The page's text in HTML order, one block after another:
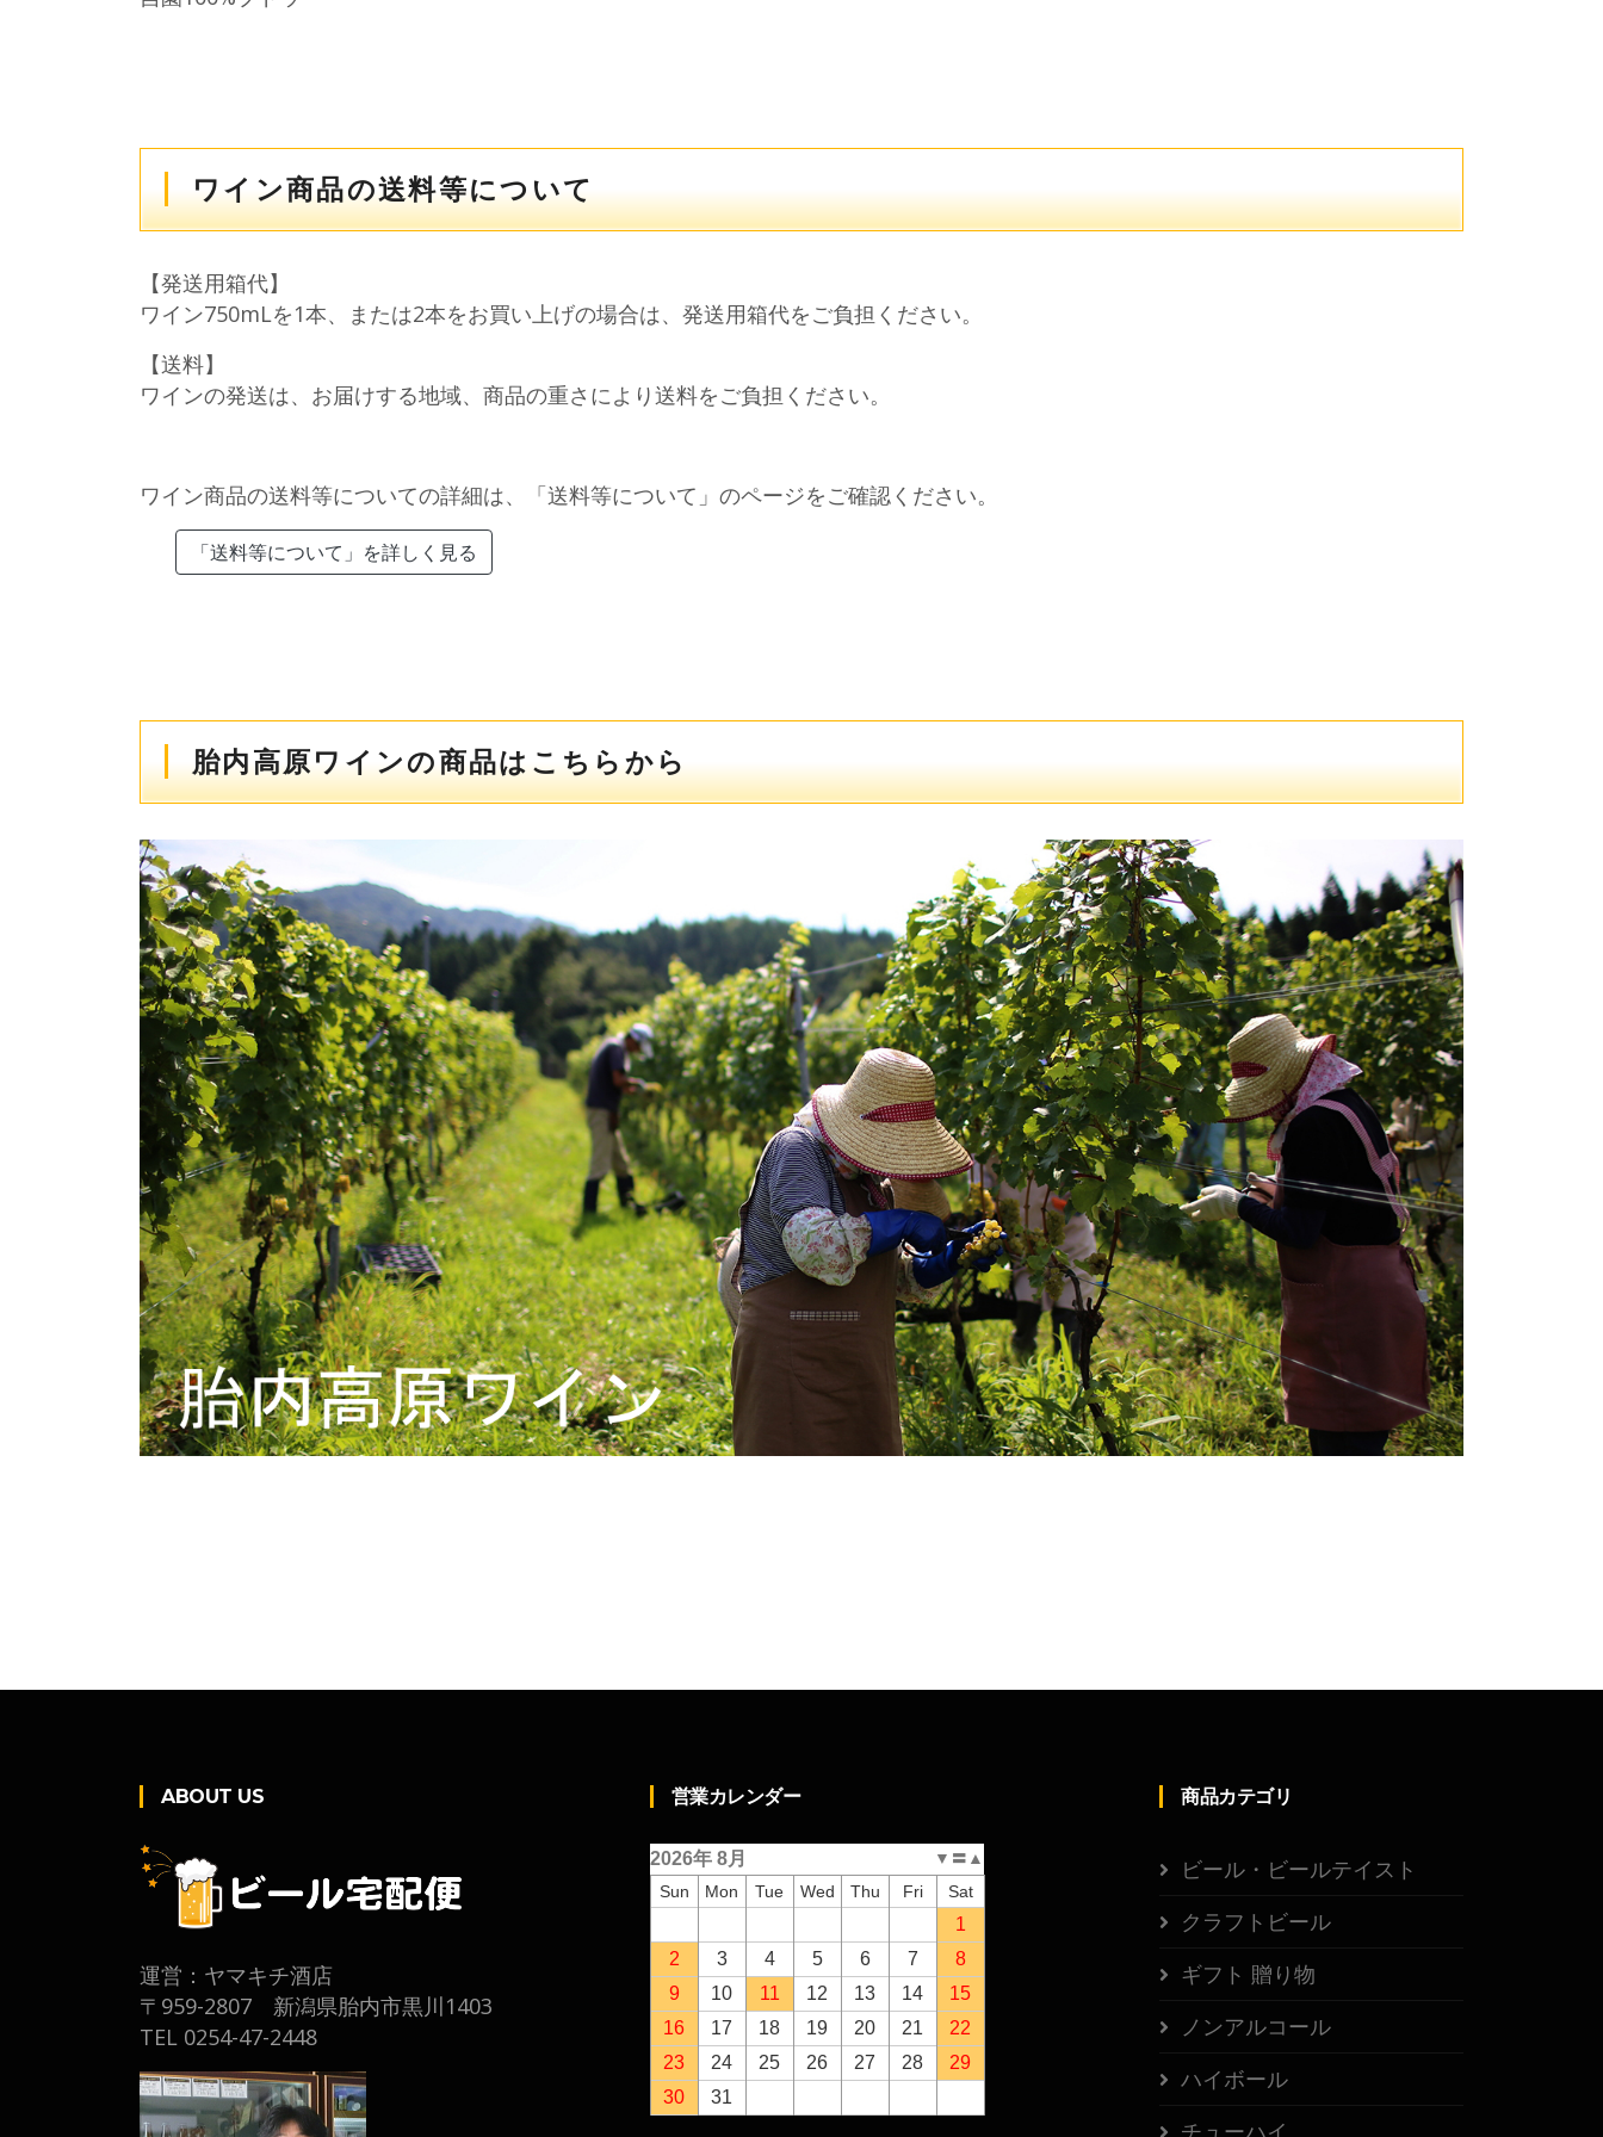
ワイン商品の送料等について
【発送用箱代】
ワイン750mLを1本、または2本をお買い上げの場合は、発送用箱代をご負担ください。
【送料】
ワインの発送は、お届けする地域、商品の重さにより送料をご負担ください。
ワイン商品の送料等についての詳細は、「送料等について」のページをご確認ください。
「送料等について」を詳しく見る
胎内高原ワインの商品はこちらから
ABOUT US
運営：ヤマキチ酒店
〒959-2807 新潟県胎内市黒川1403
TEL 0254-47-2448
営業カレンダー
▲
〓
▼
2026年 8月
Sun Mon Tue Wed Thu Fri Sat
1
2
3 4 5 6 7
8
9
10 11 12 13 14
15
16
17 18 19 20 21
22
23
24 25 26 27 28
29
30
31
商品カテゴリ
ビール・ビールテイスト
クラフトビール
ギフト 贈り物
ノンアルコール
ハイボール